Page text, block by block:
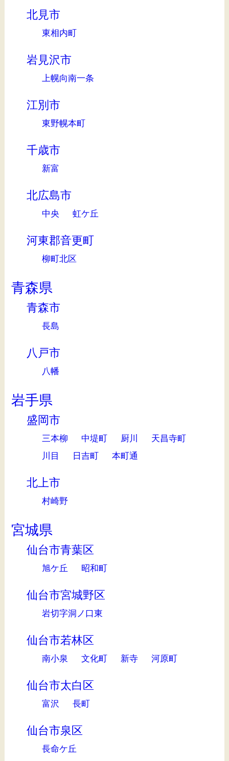
北見市
東相内町
岩見沢市
上幌向南一条
江別市
東野幌本町
千歳市
新富
北広島市
中央 虹ケ丘
河東郡音更町
柳町北区
青森県
青森市
長島
八戸市
八幡
岩手県
盛岡市
三本柳 中堤町 厨川
天昌寺町
川目
日吉町 本町通
北上市
村崎野
宮城県
仙台市青葉区
旭ケ丘 昭和町
仙台市宮城野区
岩切字洞ノ口東
仙台市若林区
南小泉 文化町 新寺 河原町
仙台市太白区
富沢 長町
仙台市泉区
長命ケ丘